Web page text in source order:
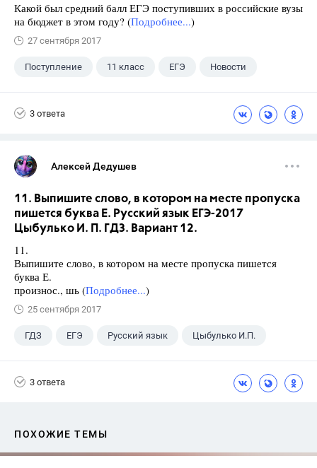
Какой был средний балл ЕГЭ поступивших в российские вузы
на бюджет в этом году? (Подробнее...)
27 сентября 2017
Поступление 11 класс ЕГЭ Новости
3 ответа
Алексей Дедушев
11. Выпишите слово, в котором на месте пропуска
пишется буква Е. Русский язык ЕГЭ-2017
Цыбулько И. П. ГДЗ. Вариант 12.
11.
Выпишите слово, в котором на месте пропуска пишется
буква Е.
произнос., шь (Подробнее...)
25 сентября 2017
ГДЗ ЕГЭ Русский язык Цыбулько И.П.
3 ответа
ПОХОЖИЕ ТЕМЫ